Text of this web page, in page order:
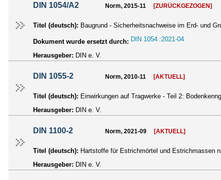
DIN 1054/A2 Norm, 2015-11 [ZURÜCKGEZOGEN]
Titel (deutsch): Baugrund - Sicherheitsnachweise im Erd- und
Dokument wurde ersetzt durch: DIN 1054 :2021-04
Herausgeber: DIN e. V.
DIN 1055-2 Norm, 2010-11 [AKTUELL]
Titel (deutsch): Einwirkungen auf Tragwerke - Teil 2:
Herausgeber: DIN e. V.
DIN 1100-2 Norm, 2021-09 [AKTUELL]
Titel (deutsch): Hartstoffe für Estrichmörtel und Estrichmassen
Herausgeber: DIN e. V.